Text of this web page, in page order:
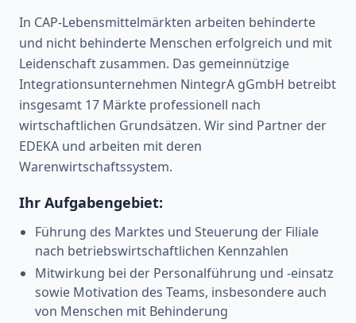
In CAP-Lebensmittelmärkten arbeiten behinderte
und nicht behinderte Menschen erfolgreich und mit
Leidenschaft zusammen. Das gemeinnützige
Integrationsunternehmen NintegrA gGmbH betreibt
insgesamt 17 Märkte professionell nach
wirtschaftlichen Grundsätzen. Wir sind Partner der
EDEKA und arbeiten mit deren
Warenwirtschaftssystem.
Ihr Aufgabengebiet:
Führung des Marktes und Steuerung der Filiale
nach betriebswirtschaftlichen Kennzahlen
Mitwirkung bei der Personalführung und -einsatz
sowie Motivation des Teams, insbesondere auch
von Menschen mit Behinderung